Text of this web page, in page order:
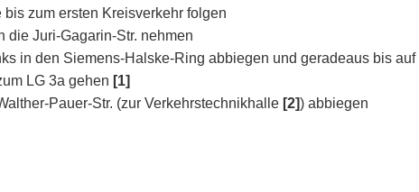
zum ersten Kreisverkehr folgen
die Juri-Gagarin-Str. nehmen
in den Siemens-Halske-Ring abbiegen und geradeaus bis auf
LG 3a gehen [1]
Pauer-Str. (zur Verkehrstechnikhalle [2]) abbiegen